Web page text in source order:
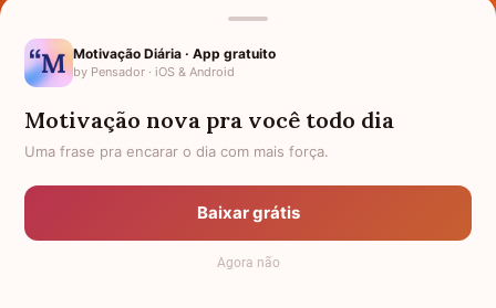
Nomes pelo Mundo
Política de Privacidade
Anuncie
Termos de Uso
Motivação Diária · App gratuito
by Pensador · iOS & Android
Motivação nova pra você todo dia
Uma frase pra encarar o dia com mais força.
Baixar grátis
Agora não